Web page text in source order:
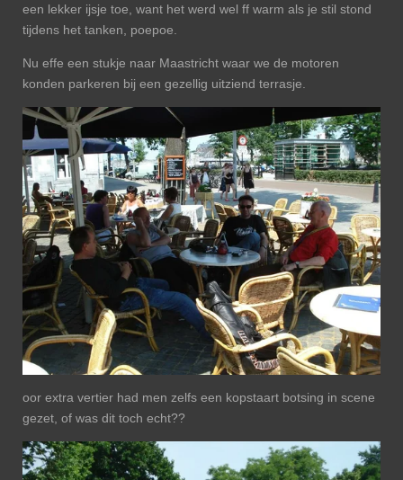
een lekker ijsje toe, want het werd wel ff warm als je stil stond
tijdens het tanken, poepoe.
Nu effe een stukje naar Maastricht waar we de motoren
konden parkeren bij een gezellig uitziend terrasje.
oor extra vertier had men zelfs een kopstaart botsing in scene
gezet, of was dit toch echt??